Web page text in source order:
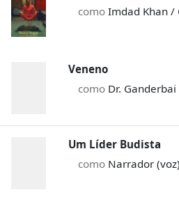
como Imdad Khan /
Veneno
como Dr. Ganderbai
Um Líder Budista
como Narrador (voz)